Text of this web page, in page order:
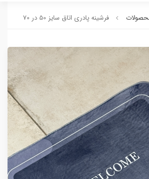
فرشینه پادری اتاق سایز 50 در 70